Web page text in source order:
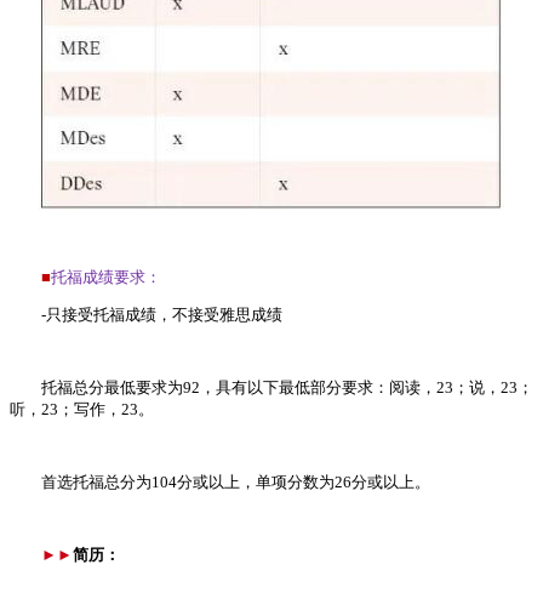
■托福成绩要求：
-只接受托福成绩，不接受雅思成绩
托福总分最低要求为92，具有以下最低部分要求：阅读，23；说，23；
听，23；写作，23。
首选托福总分为104分或以上，单项分数为26分或以上。
►► 简历：